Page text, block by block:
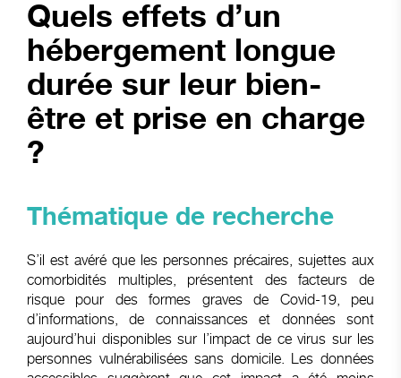
Quels effets d’un
hébergement longue
durée sur leur bien-
être et prise en charge
?
Thématique de recherche
S’il est avéré que les personnes précaires, sujettes aux
comorbidités multiples, présentent des facteurs de
risque pour des formes graves de Covid-19, peu
d’informations, de connaissances et données sont
aujourd’hui disponibles sur l’impact de ce virus sur les
personnes vulnérabilisées sans domicile. Les données